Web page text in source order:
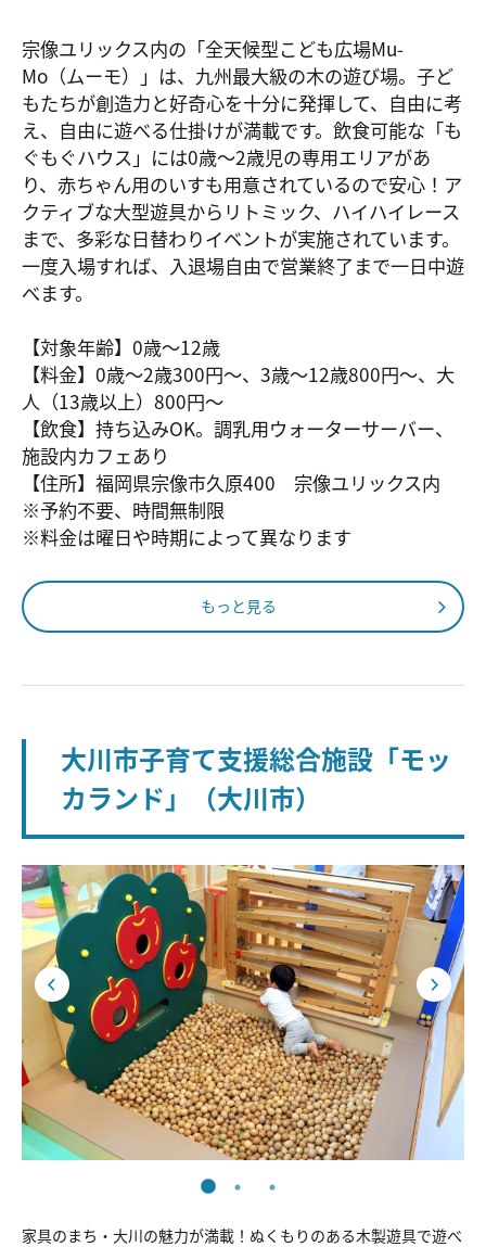
宗像ユリックス内の「全天候型こども広場Mu-
Mo（ムーモ）」は、九州最大級の木の遊び場。子ど
もたちが創造力と好奇心を十分に発揮して、自由に考
え、自由に遊べる仕掛けが満載です。飲食可能な「も
ぐもぐハウス」には0歳～2歳児の専用エリアがあ
り、赤ちゃん用のいすも用意されているので安心！ア
クティブな大型遊具からリトミック、ハイハイレース
まで、多彩な日替わりイベントが実施されています。
一度入場すれば、入退場自由で営業終了まで一日中遊
べます。
【対象年齢】0歳～12歳
【料金】0歳～2歳300円～、3歳～12歳800円～、大
人（13歳以上）800円～
【飲食】持ち込みOK。調乳用ウォーターサーバー、
施設内カフェあり
【住所】福岡県宗像市久原400 宗像ユリックス内
※予約不要、時間無制限
※料金は曜日や時期によって異なります
もっと見る
大川市子育て支援総合施設「モッ
カランド」（大川市）
家具のまち・大川の魅力が満載！ぬくもりのある木製遊具で遊べ